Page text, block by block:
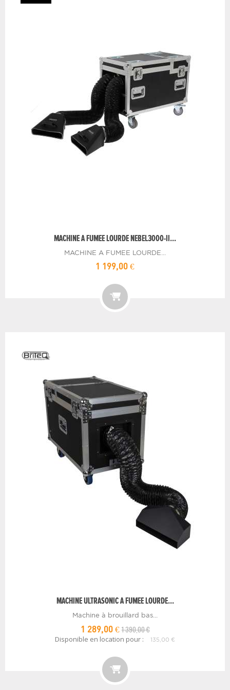
MACHINE A FUMEE LOURDE NEBEL3000-II...
MACHINE A FUMEE LOURDE...
1 199,00 €
MACHINE ULTRASONIC A FUMEE LOURDE...
Machine à brouillard bas...
1 289,00 €1 390,00 €
Disponible en location pour : 135,00 €